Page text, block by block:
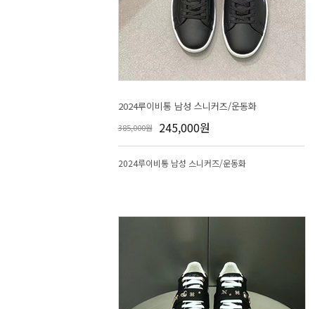
2024루이비통 남성 스니커즈/운동화
385,000원 245,000원
2024루이비통 남성 스니커즈/운동화